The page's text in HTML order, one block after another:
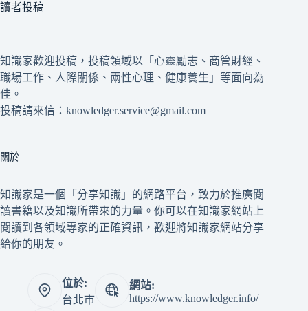
讀者投稿
知識家歡迎投稿，投稿領域以「心靈勵志、商管財經、
職場工作、人際關係、兩性心理、健康養生」等面向為
佳。
投稿請來信：knowledger.service@gmail.com
關於
知識家是一個「分享知識」的網路平台，致力於推廣閱
讀書籍以及知識所帶來的力量。你可以在知識家網站上
閱讀到各領域專家的正確資訊，歡迎將知識家網站分享
給你的朋友。
位於:
台北市
網站:
https://www.knowledger.info/